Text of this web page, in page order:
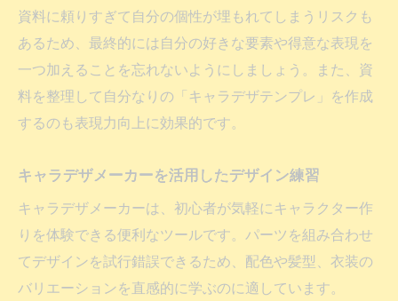
資料に頼りすぎて自分の個性が埋もれてしまうリスクも
あるため、最終的には自分の好きな要素や得意な表現を
一つ加えることを忘れないようにしましょう。また、資
料を整理して自分なりの「キャラデザテンプレ」を作成
するのも表現力向上に効果的です。
キャラデザメーカーを活用したデザイン練習
キャラデザメーカーは、初心者が気軽にキャラクター作
りを体験できる便利なツールです。パーツを組み合わせ
てデザインを試行錯誤できるため、配色や髪型、衣装の
バリエーションを直感的に学ぶのに適しています。